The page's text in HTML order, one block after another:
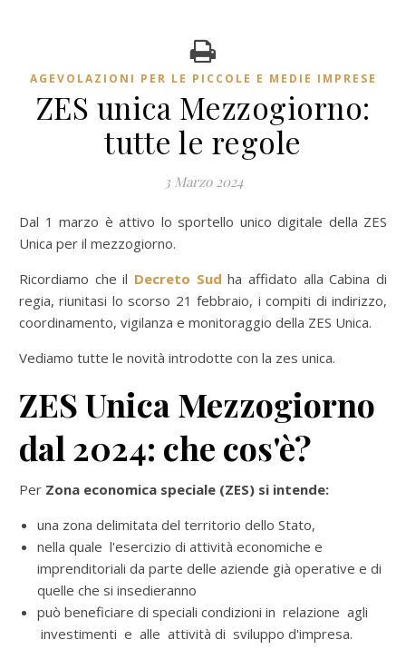
AGEVOLAZIONI PER LE PICCOLE E MEDIE IMPRESE
ZES unica Mezzogiorno:
tutte le regole
3 Marzo 2024
Dal 1 marzo è attivo lo sportello unico digitale della ZES
Unica per il mezzogiorno.
Ricordiamo che il Decreto Sud ha affidato alla Cabina di
regia, riunitasi lo scorso 21 febbraio, i compiti di indirizzo,
coordinamento, vigilanza e monitoraggio della ZES Unica.
Vediamo tutte le novità introdotte con la zes unica.
ZES Unica Mezzogiorno
dal 2024: che cos'è?
Per Zona economica speciale (ZES) si intende:
una zona delimitata del territorio dello Stato,
nella quale l'esercizio di attività economiche e
imprenditoriali da parte delle aziende già operative e di
quelle che si insedieranno
può beneficiare di speciali condizioni in relazione agli
investimenti e alle attività di sviluppo d'impresa.